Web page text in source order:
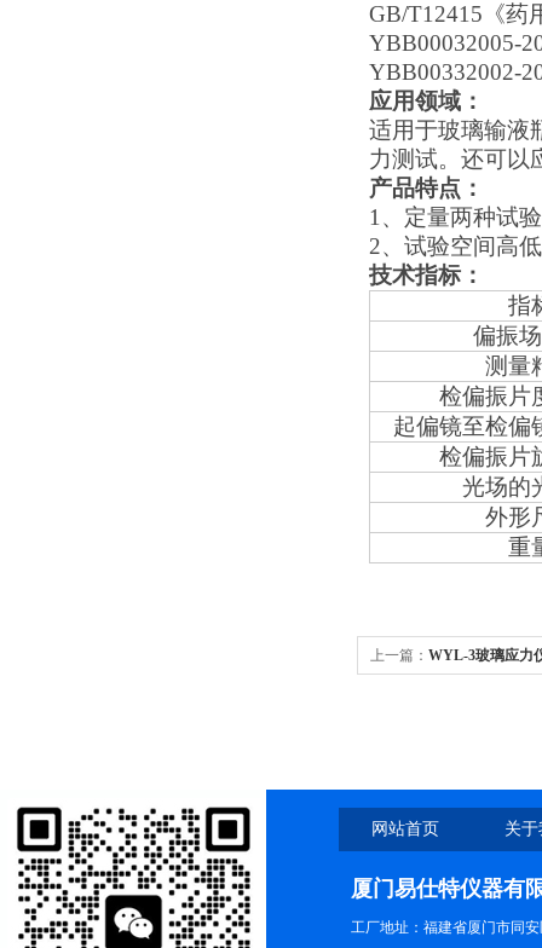
GB/T12415 《
YBB00032005-
YBB00332002-
应用领域：
适用于玻璃输液
力测试。还可以
产品特点：
1 、定量两种试
2、试验空间高
技术指标：
指
偏振
测量
检偏振片
起偏镜至检偏
检偏振片
光场的
外形
重
上一篇： WYL-3玻璃应力
网站首页 关
厦门易仕特仪器有
工厂地址：福建省厦门市同